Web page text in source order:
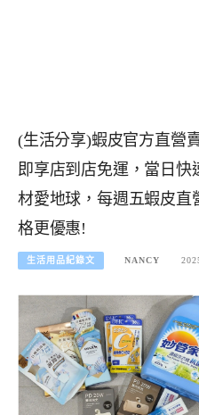
(生活分享)蝦皮官方直營
即享店到店免運，當日
材愛地球，每週五蝦皮直
格更優惠!
生活用品紀錄文 NANCY